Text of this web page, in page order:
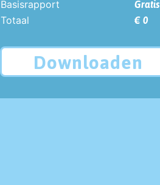
Basisrapport
Gratis
Totaal
€ 0
Downloaden